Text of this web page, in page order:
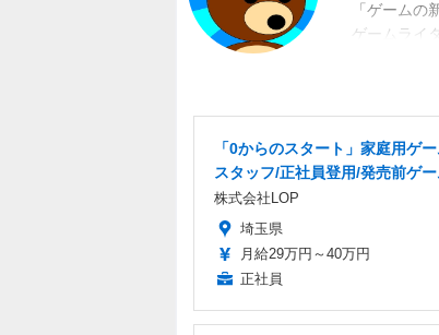
「ゲーム
ゲームライ
動。関係者
「0からのスタート」家庭用ゲ
スタッフ/正社員登用/発売前ゲ
株式会社LOP
埼玉県
月給29万円～40万円
正社員